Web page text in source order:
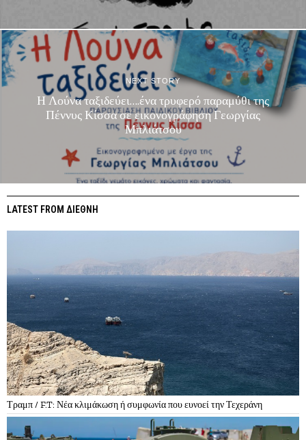
NEXT STORY
Η Λούνα ταξιδεύει….ένα τρυφερό παραμύθι της
Πέννυς Κίσσα σε εικονογράφηση Γεωργίας
Μπλιάτσου
LATEST FROM ΔΙΕΘΝΗ
Τραμπ / F.T: Νέα κλιμάκωση ή συμφωνία που ευνοεί την Τεχεράνη